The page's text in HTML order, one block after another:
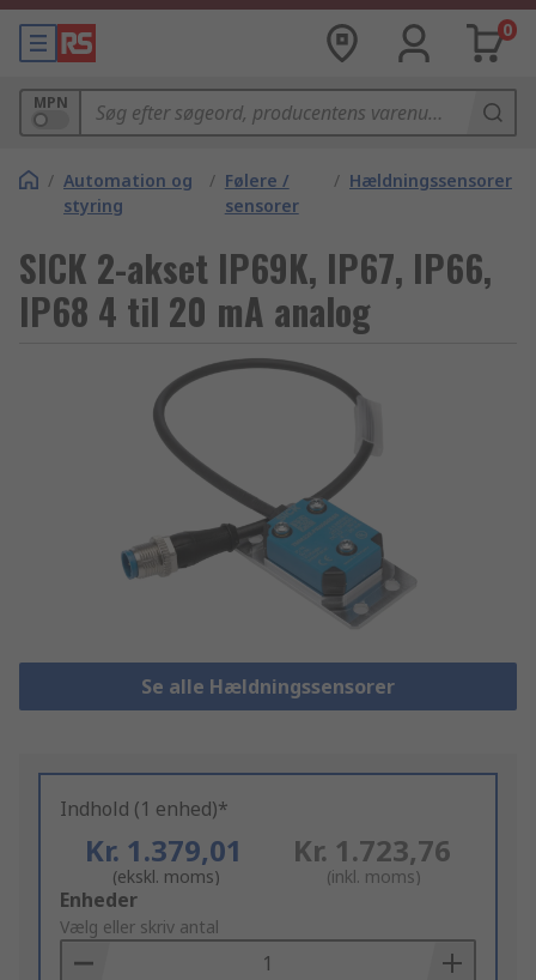
0
MPN
/ Automation og
styring
/ Følere /
sensorer
/ Hældningssensorer
SICK 2-akset IP69K, IP67, IP66,
IP68 4 til 20 mA analog
Se alle Hældningssensorer
Indhold (1 enhed)*
Kr. 1.379,01
(ekskl. moms)
Kr. 1.723,76
(inkl. moms)
Add
to
Basket
Enheder
Vælg eller skriv antal